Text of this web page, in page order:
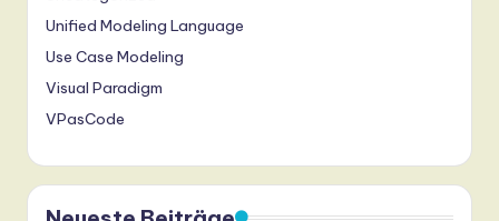
Unified Modeling Language
Use Case Modeling
Visual Paradigm
VPasCode